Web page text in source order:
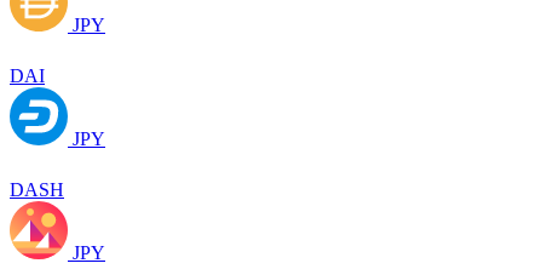
JPY
DAI
JPY
DASH
JPY